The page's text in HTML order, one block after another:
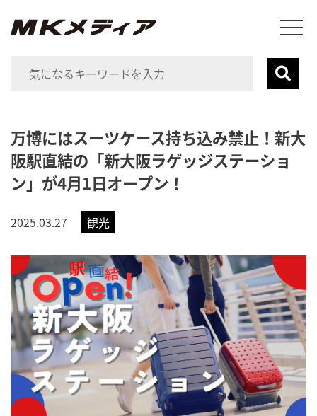
万博にはスーツケース持ち込み禁止！新大
阪駅直結の「新大阪ラゲッジステーショ
ン」が4月1日オープン！
2025.03.27 観光